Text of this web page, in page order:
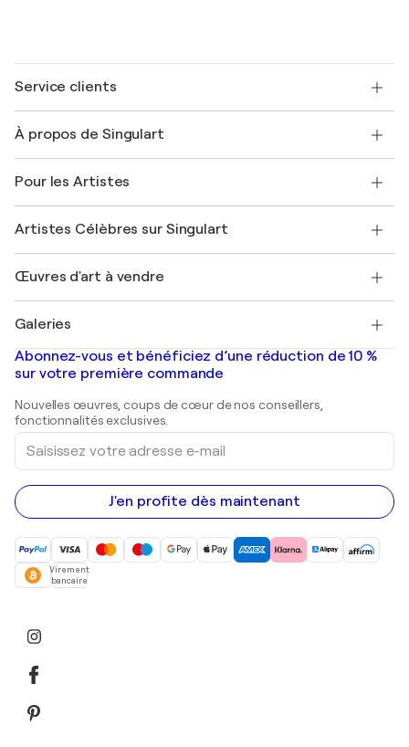
Service clients
Expédition
Offrir une carte cadeau
Rejoignez notre programme commercial
Mon compte
+33 1 76 44 06 42
À propos de Singulart
FAQ
Magazine Singulart
Emplois
Découvrez une sélection d'art original
Pour les Artistes
Se connecter en tant qu'Artiste
Artistes Célèbres sur Singulart
Marc Chagall
Banksy
Mr. Brainwash
Shepard Fairey
Œuvres d'art à vendre
Tableaux abstraits à vendre
Peintures de paysage
Estampes
Peintures acryliques
Galeries
Galeries d'art en France
Galeries d'art en Belgique
Abonnez-vous et bénéficiez d’une réduction de 10 %
sur votre première commande
Nouvelles œuvres, coups de cœur de nos conseillers,
fonctionnalités exclusives.
Saisissez
votre
adresse
e-
mail
J'en profite dès maintenant
Virement
bancaire